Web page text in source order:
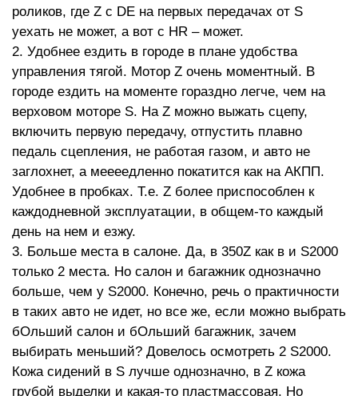
роликов, где Z c DE на первых передачах от S
уехать не может, а вот c HR – может.
2. Удобнее ездить в городе в плане удобства
управления тягой. Мотор Z очень моментный. В
городе ездить на моменте гораздно легче, чем на
верховом моторе S. На Z можно выжать сцепу,
включить первую передачу, отпустить плавно
педаль сцепления, не работая газом, и авто не
заглохнет, а меееедленно покатится как на АКПП.
Удобнее в пробках. Т.е. Z более приспособлен к
каждодневной эксплуатации, в общем-то каждый
день на нем и езжу.
3. Больше места в салоне. Да, в 350Z как в и S2000
только 2 места. Но салон и багажник однозначно
больше, чем у S2000. Конечно, речь о практичности
в таких авто не идет, но все же, если можно выбрать
бОльший салон и бОльший багажник, зачем
выбирать меньший? Довелось осмотреть 2 S2000.
Кожа сидений в S лучше однозначно, в Z кожа
грубой выделки и какая-то пластмассовая. Но